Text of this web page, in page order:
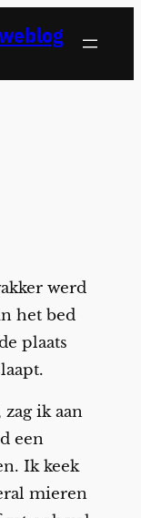
werd
het bed
plaats
ik aan
een
Ik keek
mieren